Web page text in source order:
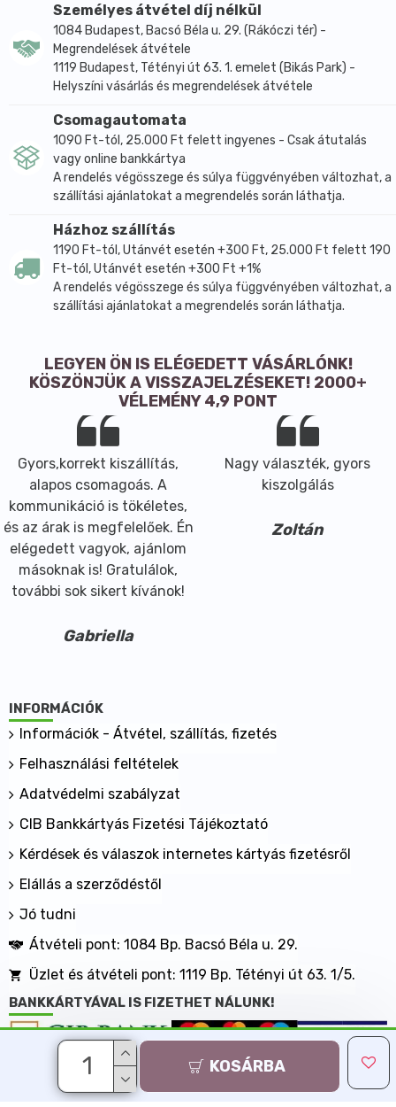
KOSÁRBA
0,305 g
Referencia beviteli érték egy átlagos felnőtt számára
(8400kJ/2000kcal)
Száraz és hűvős helyen tárolandó.
Személyes átvétel díj nélkül
1084 Budapest, Bacsó Béla u. 29. (Rákóczi tér) -
Megrendelések átvétele
1119 Budapest, Tétényi út 63. 1. emelet (Bikás Park) -
Helyszíni vásárlás és megrendelések átvétele
Csomagautomata
1090 Ft-tól, 25.000 Ft felett ingyenes - Csak átutalás
vagy online bankkártya
A rendelés végösszege és súlya függvényében változhat, a
szállítási ajánlatokat a megrendelés során láthatja.
Házhoz szállítás
1190 Ft-tól, Utánvét esetén +300 Ft, 25.000 Ft felett 190
Ft-tól, Utánvét esetén +300 Ft +1%
A rendelés végösszege és súlya függvényében változhat, a
szállítási ajánlatokat a megrendelés során láthatja.
LEGYEN ÖN IS ELÉGEDETT VÁSÁRLÓNK!
KÖSZÖNJÜK A VISSZAJELZÉSEKET! 2000+
VÉLEMÉNY 4,9 PONT
Gyors,korrekt kiszállítás,
alapos csomagoás. A
kommunikáció is tökéletes,
és az árak is megfelelőek. Én
elégedett vagyok, ajánlom
másoknak is! Gratulálok,
további sok sikert kívánok!
Gabriella
Nagy választék, gyors
kiszolgálás
Zoltán
INFORMÁCIÓK
Információk - Átvétel, szállítás, fizetés
Felhasználási feltételek
Adatvédelmi szabályzat
CIB Bankkártyás Fizetési Tájékoztató
Kérdések és válaszok internetes kártyás fizetésről
Elállás a szerződéstől
Jó tudni
Átvételi pont: 1084 Bp. Bacsó Béla u. 29.
Üzlet és átvételi pont: 1119 Bp. Tétényi út 63. 1/5.
BANKKÁRTYÁVAL IS FIZETHET NÁLUNK!
Minden jog fenntartva, MaxShopping Kft. 2013-2026
Árukereső.hu